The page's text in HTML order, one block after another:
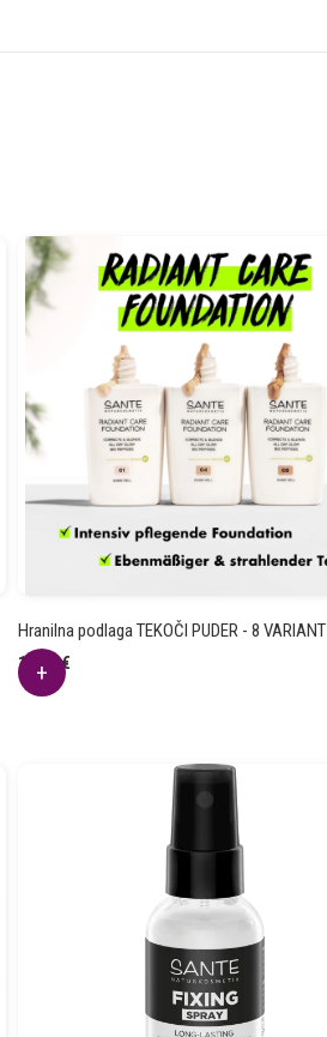
Hranilna podlaga TEKOČI PUDER - 8 VARIANT
16.66€